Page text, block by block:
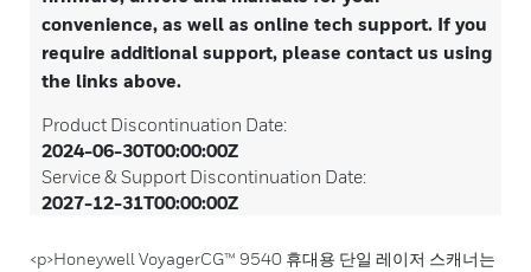
convenience, as well as online tech support. If you
require additional support, please contact us using
the links above.
Product Discontinuation Date:
2024-06-30T00:00:00Z
Service & Support Discontinuation Date:
2027-12-31T00:00:00Z
<p>Honeywell VoyagerCG™ 9540 휴대용 단일 레이저 스캐너는